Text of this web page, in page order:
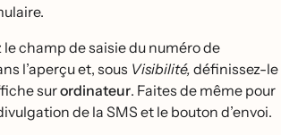
champ de saisie du numéro de
l’aperçu et, sous Visibilité, définissez-le
surordinateur. Faites de même pour
de la SMS et le bouton d’envoi.